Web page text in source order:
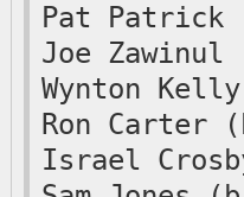
Pat
Joe Zawinul
Wynton
Ron Carter
Israel